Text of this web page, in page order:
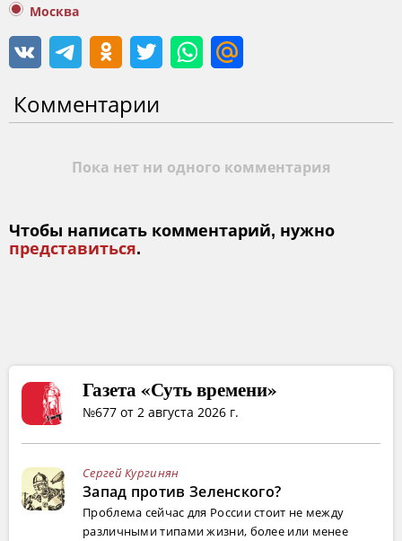
Москва
Комментарии
Пока нет ни одного комментария
Чтобы написать комментарий, нужно
представиться.
Газета «Суть времени»
№677 от 2 августа 2026 г.
Сергей Кургинян
Запад против Зеленского?
Проблема сейчас для России стоит не между
различными типами жизни, более или менее